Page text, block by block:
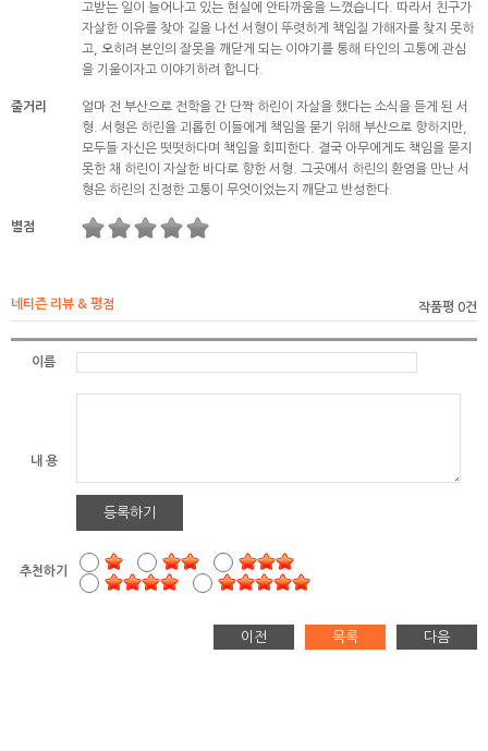
고받는 일이 늘어나고 있는 현실에 안타까움을 느꼈습니다. 따라서 친구가
자살한 이유를 찾아 길을 나선 서형이 뚜렷하게 책임질 가해자를 찾지 못하
고, 오히려 본인의 잘못을 깨닫게 되는 이야기를 통해 타인의 고통에 관심
을 기울이자고 이야기하려 합니다.
줄거리
얼마 전 부산으로 전학을 간 단짝 하린이 자살을 했다는 소식을 듣게 된 서
형. 서형은 하린을 괴롭힌 이들에게 책임을 묻기 위해 부산으로 향하지만,
모두들 자신은 떳떳하다며 책임을 회피한다. 결국 아무에게도 책임을 묻지
못한 채 하린이 자살한 바다로 향한 서형. 그곳에서 하린의 환영을 만난 서
형은 하린의 진정한 고통이 무엇이었는지 깨닫고 반성한다.
별점
네티즌 리뷰 & 평점 작품평 0건
이름
내 용
등록하기
추천하기
이전 목록 다음